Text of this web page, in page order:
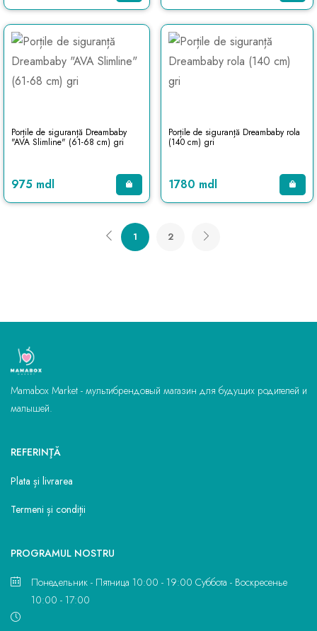
Porțile de siguranță Dreambaby
"AVA Slimline" (61-68 cm) gri
975 mdl
Porțile de siguranță Dreambaby rola
(140 cm) gri
1780 mdl
1 2
Mamabox Market - мультибрендовый магазин для будущих родителей и
малышей.
REFERINŢĂ
Plata și livrarea
Termeni și condiții
PROGRAMUL NOSTRU
Понедельник - Пятница 10:00 - 19:00 Суббота - Воскресенье
10:00 - 17:00